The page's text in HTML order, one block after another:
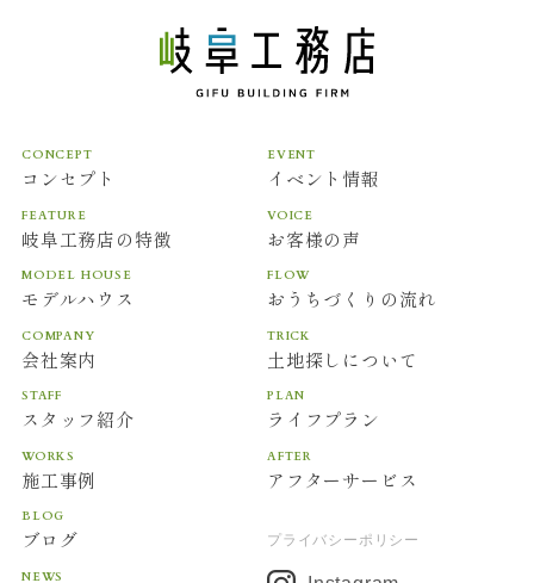
CONCEPT
コンセプト
FEATURE
岐阜工務店の特徴
MODEL HOUSE
モデルハウス
COMPANY
会社案内
STAFF
スタッフ紹介
WORKS
施工事例
EVENT
イベント情報
VOICE
お客様の声
FLOW
おうちづくりの流れ
TRICK
土地探しについて
PLAN
ライフプラン
AFTER
アフターサービス
BLOG
ブログ
NEWS
プライバシーポリシー